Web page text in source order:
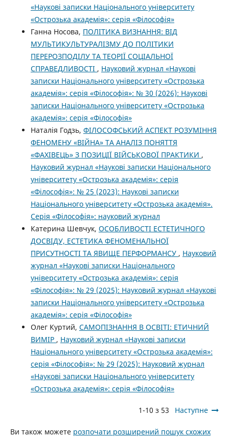
«Наукові записки Національного університету
«Острозька академія»: серія «Філософія»
Ганна Носова, ПОЛІТИКА ВИЗНАННЯ: ВІД
МУЛЬТИКУЛЬТУРАЛІЗМУ ДО ПОЛІТИКИ
ПЕРЕРОЗПОДІЛУ ТА ТЕОРІЇ СОЦІАЛЬНОЇ
СПРАВЕДЛИВОСТІ , Науковий журнал «Наукові
записки Національного університету «Острозька
академія»: серія «Філософія»: № 30 (2026): Наукові
записки Національного університету «Острозька
академія»: серія «Філософія»
Наталія Годзь, ФІЛОСОФСЬКИЙ АСПЕКТ РОЗУМІННЯ
ФЕНОМЕНУ «ВІЙНА» ТА АНАЛІЗ ПОНЯТТЯ
«ФАХІВЕЦЬ» З ПОЗИЦІЇ ВІЙСЬКОВОЇ ПРАКТИКИ ,
Науковий журнал «Наукові записки Національного
університету «Острозька академія»: серія
«Філософія»: № 25 (2023): Наукові записки
Національного університету «Острозька академія».
Серія «Філо­софія»: науковий журнал
Катерина Шевчук, ОСОБЛИВОСТІ ЕСТЕТИЧНОГО
ДОСВІДУ, ЕСТЕТИКА ФЕНОМЕНАЛЬНОЇ
ПРИСУТНОСТІ ТА ЯВИЩЕ ПЕРФОРМАНСУ , Науковий
журнал «Наукові записки Національного
університету «Острозька академія»: серія
«Філософія»: № 29 (2025): Науковий журнал «Наукові
записки Національного університету «Острозька
академія»: серія «Філософія»
Олег Куртий, САМОПІЗНАННЯ В ОСВІТІ: ЕТИЧНИЙ
ВИМІР , Науковий журнал «Наукові записки
Національного університету «Острозька академія»:
серія «Філософія»: № 29 (2025): Науковий журнал
«Наукові записки Національного університету
«Острозька академія»: серія «Філософія»
1-10 з 53 Наступне
Ви також можете розпочати розширений пошук схожих